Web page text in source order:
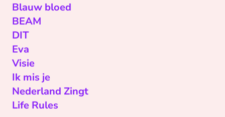
Blauw bloed
BEAM
DIT
Eva
Visie
Ik mis je
Nederland Zingt
Life Rules